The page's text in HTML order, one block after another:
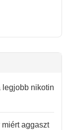
legjobb nikotin
miért aggaszt